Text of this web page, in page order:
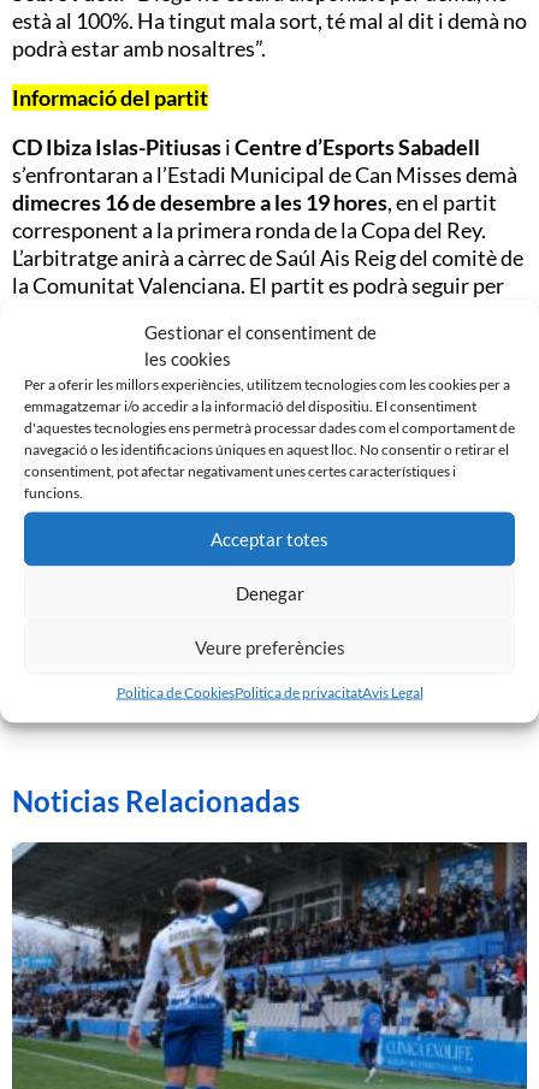
Gestionar el consentiment de
les cookies
Per a oferir les millors experiències, utilitzem tecnologies com les cookies per a
emmagatzemar i/o accedir a la informació del dispositiu. El consentiment
d'aquestes tecnologies ens permetrà processar dades com el comportament de
navegació o les identificacions úniques en aquest lloc. No consentir o retirar el
consentiment, pot afectar negativament unes certes característiques i
funcions.
Acceptar totes
Denegar
Veure preferències
Politica de CookiesPolitica de privacitatAvis Legal
està al 100%. Ha tingut mala sort, té mal al dit i demà no
podrà estar amb nosaltres”.
Informació del partit
CD Ibiza Islas-PitiusasiCentre d’Esports Sabadell
s’enfrontaran a l’Estadi Municipal de Can Misses demà
dimecres 16 de desembre a les 19 hores, en el partit
corresponent a la primera ronda de la Copa del Rey.
L’arbitratge anirà a càrrec de Saúl Ais Reig del comitè de
la Comunitat Valenciana. El partit es podrà seguir per
Feu clic per acceptar màrqueting galetes i
activar aquest contingut
Noticias Relacionadas